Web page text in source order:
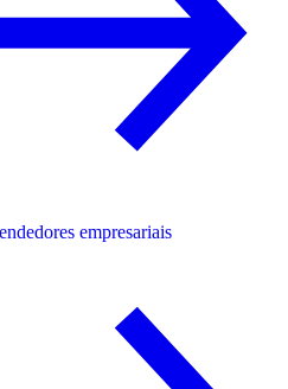
empresariais